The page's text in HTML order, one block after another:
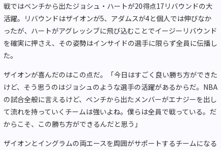
戦ではベンチから出たジョシュ・ハートが20得点17リバウンドの大
活躍。リバウンドはザイオンが5、アダムスが4と個人では伸びなか
ったが、ハートがアグレッシブに飛び込むことでイージーリバウンド
を確実に押さえ、その姿勢はインサイドの選手に限らず全員に伝播し
た。
ザイオンが喜んだのはこの点だ。「今日はすごく良い勝ち方ができた
けど、そう思うのはジョシュのような選手の活躍があるからだ。NBA
の試合全般に言えるけど、ベンチから出たメンバーがエナジーを出し
て流れを持っていくチームは強いよね。僕らは全員で戦っている。だ
からこそ、この勝ち方ができるんだと思う」
ザイオンとイングラムの両エースを周囲がサポートするチームになる